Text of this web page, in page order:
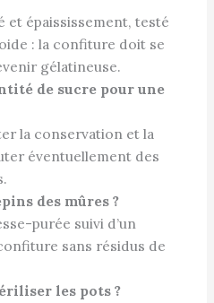
épaississement, testé
: la confiture doit se
gélatineuse.
de sucre pour une
la conservation et la
éventuellement des
des mûres ?
purée suivi d’un
sans résidus de
les pots ?